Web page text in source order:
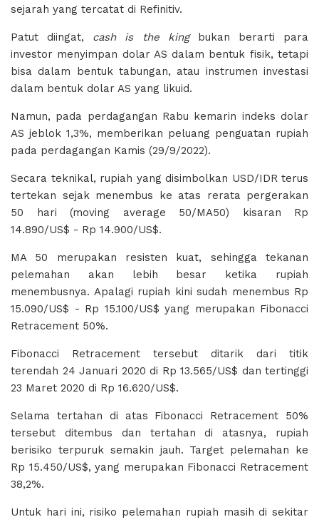
sejarah yang tercatat di Refinitiv.
Patut diingat, cash is the kingbukan berarti para
investor menyimpan dolar AS dalam bentuk fisik, tetapi
bisa dalam bentuk tabungan, atau instrumen investasi
dalam bentuk dolar AS yang likuid.
Namun, pada perdagangan Rabu kemarin indeks dolar
AS jeblok 1,3%, memberikan peluang penguatan rupiah
pada perdagangan Kamis (29/9/2022).
Secara teknikal, rupiah yang disimbolkan USD/IDR terus
tertekan sejak menembus ke atas rerata pergerakan
50 hari (moving average 50/MA50) kisaran Rp
14.890/US$ - Rp 14.900/US$.
MA 50 merupakan resisten kuat, sehingga tekanan
pelemahan akan lebih besar ketika rupiah
menembusnya. Apalagi rupiah kini sudah menembus Rp
15.090/US$ - Rp 15.100/US$ yang merupakan Fibonacci
Retracement 50%.
Fibonacci Retracement tersebut ditarik dari titik
terendah 24 Januari 2020 di Rp 13.565/US$ dan tertinggi
23 Maret 2020 di Rp 16.620/US$.
Selama tertahan di atas Fibonacci Retracement 50%
tersebut ditembus dan tertahan di atasnya, rupiah
berisiko terpuruk semakin jauh. Target pelemahan ke
Rp 15.450/US$, yang merupakan Fibonacci Retracement
38,2%.
Untuk hari ini, risiko pelemahan rupiah masih di sekitar